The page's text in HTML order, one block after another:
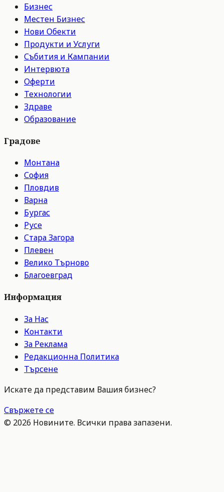
Бизнес
Местен Бизнес
Нови Обекти
Продукти и Услуги
Събития и Кампании
Интервюта
Оферти
Технологии
Здраве
Образование
Градове
Монтана
София
Пловдив
Варна
Бургас
Русе
Стара Загора
Плевен
Велико Търново
Благоевград
Информация
За Нас
Контакти
За Реклама
Редакционна Политика
Търсене
Искате да представим Вашия бизнес?
Свържете се
© 2026 Новините. Всички права запазени.